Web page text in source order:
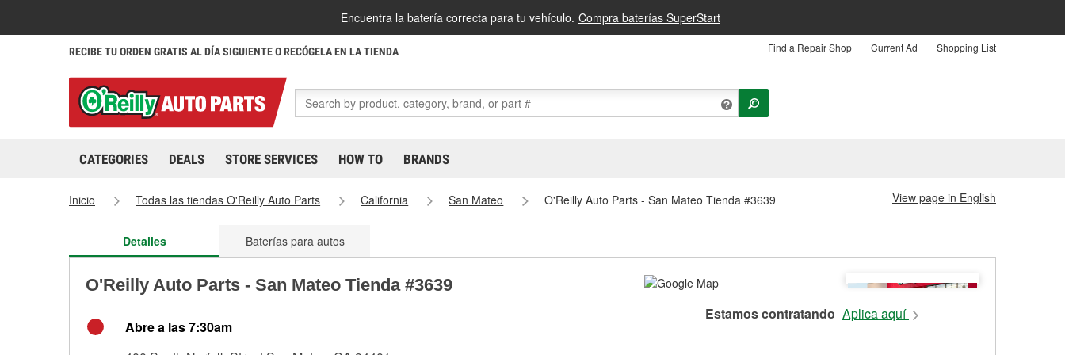
Encuentra la batería correcta para tu vehículo. Compra baterías SuperStart
RECIBE TU ORDEN GRATIS AL DÍA SIGUIENTE O RECÓGELA EN LA TIENDA Find a Repair Shop Current Ad Shopping List
CATEGORIES DEALS STORE SERVICES HOW TO BRANDS
Inicio Todas las tiendas O'Reilly Auto Parts California San Mateo O'Reilly Auto Parts - San Mateo Tienda #3639 View page in English
Detalles Baterías para autos
O'Reilly Auto Parts - San Mateo Tienda #3639
Abre a las 7:30am
Estamos contratando Aplica aquí